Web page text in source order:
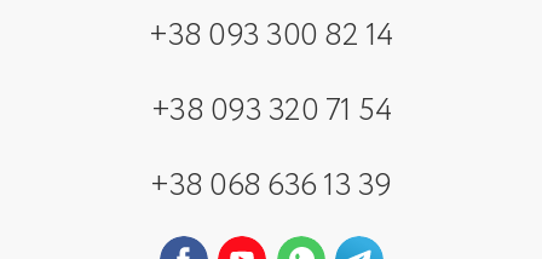
+38 093 300 82 14
+38 093 320 71 54
+38 068 636 13 39